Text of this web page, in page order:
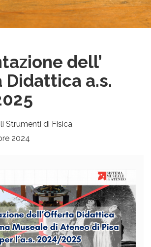
dell’
Didattica a.s.
Strumenti di Fisica
2024